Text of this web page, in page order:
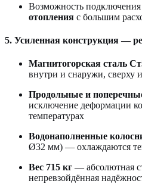
Возможность подключения
отопления с большим
5. Усиленная конструкция —
Магнитогорская сталь
внутри и снаружи, сверху
Продольные и
исключение деформации
температурах
Водонаполненные
Ø32 мм) — охлаждаются
Вес 715 кг — абсолютная
непревзойдённая